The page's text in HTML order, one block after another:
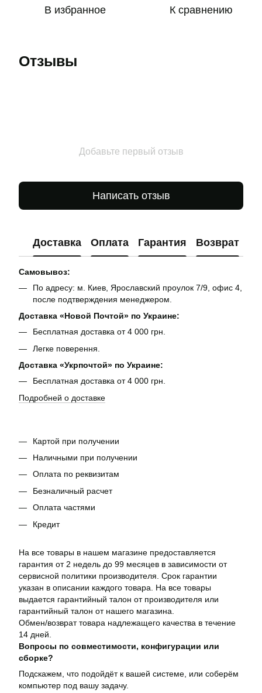
В избранное К сравнению
Отзывы
Добавьте первый отзыв
Написать отзыв
Доставка Оплата Гарантия Возврат
Самовывоз:
По адресу: м. Киев, Ярославский проулок 7/9, офис 4,
после подтверждения менеджером.
Доставка «Новой Почтой» по Украине:
Бесплатная доставка от 4 000 грн.
Легке поверення.
Доставка «Укрпочтой» по Украине:
Бесплатная доставка от 4 000 грн.
Подробней о доставке
Картой при получении
Наличными при получении
Оплата по реквизитам
Безналичный расчет
Оплата частями
Кредит
На все товары в нашем магазине предоставляется
гарантия от 2 недель до 99 месяцев в зависимости от
сервисной политики производителя. Срок гарантии
указан в описании каждого товара. На все товары
выдается гарантийный талон от производителя или
гарантийный талон от нашего магазина.
Обмен/возврат товара надлежащего качества в течение
14 дней.
Вопросы по совместимости, конфигурации или
сборке?
Подскажем, что подойдёт к вашей системе, или соберём
компьютер под вашу задачу.